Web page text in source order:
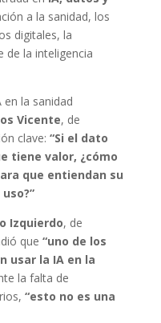
a la sanidad, los
digitales, la
de la inteligencia
la sanidad
Vicente, de
clave: “Si el dato
tiene valor, ¿cómo
que entiendan su
Izquierdo, de
que “uno de los
usar la IA en la
la falta de
“esto no es una